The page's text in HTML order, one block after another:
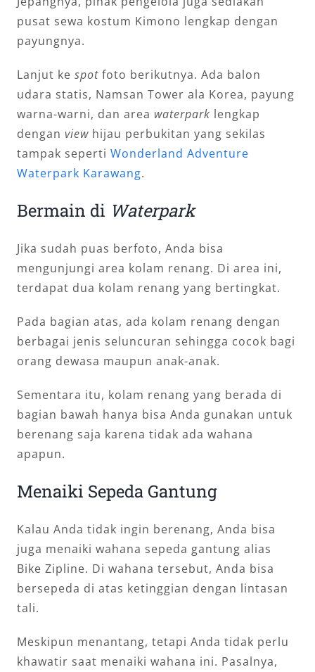
pusat sewa kostum Kimono lengkap dengan
payungnya.
Lanjut ke spotfoto berikutnya. Ada balon
udara statis, Namsan Tower ala Korea, payung
warna-warni, dan area waterpark lengkap
dengan viewhijau perbukitan yang sekilas
tampak seperti Wonderland Adventure
Waterpark Karawang.
Bermain di Waterpark
Jika sudah puas berfoto, Anda bisa
mengunjungi area kolam renang. Di area ini,
terdapat dua kolam renang yang bertingkat.
Pada bagian atas, ada kolam renang dengan
berbagai jenis seluncuran sehingga cocok bagi
orang dewasa maupun anak-anak.
Sementara itu, kolam renang yang berada di
bagian bawah hanya bisa Anda gunakan untuk
berenang saja karena tidak ada wahana
apapun.
Menaiki Sepeda Gantung
Kalau Anda tidak ingin berenang, Anda bisa
juga menaiki wahana sepeda gantung alias
Bike Zipline. Di wahana tersebut, Anda bisa
bersepeda di atas ketinggian dengan lintasan
tali.
Meskipun menantang, tetapi Anda tidak perlu
khawatir saat menaiki wahana ini. Pasalnya,